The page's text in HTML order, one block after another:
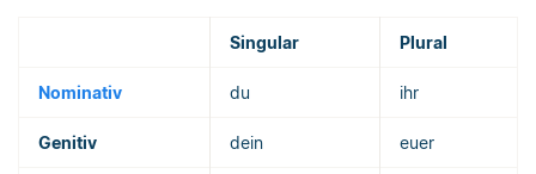
Singular Plural
Nominativ du ihr
Genitiv dein euer